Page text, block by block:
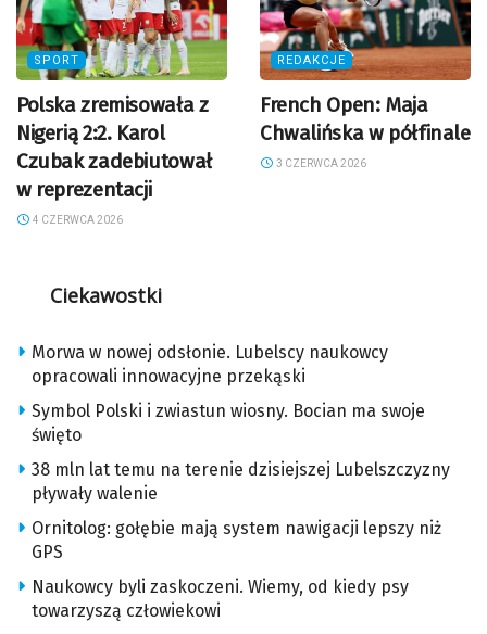
SPORT
Polska zremisowała z
Nigerią 2:2. Karol
Czubak zadebiutował
w reprezentacji
4 CZERWCA 2026
REDAKCJE
French Open: Maja
Chwalińska w półfinale
3 CZERWCA 2026
Ciekawostki
Morwa w nowej odsłonie. Lubelscy naukowcy
opracowali innowacyjne przekąski
Symbol Polski i zwiastun wiosny. Bocian ma swoje
święto
38 mln lat temu na terenie dzisiejszej Lubelszczyzny
pływały walenie
Ornitolog: gołębie mają system nawigacji lepszy niż
GPS
Naukowcy byli zaskoczeni. Wiemy, od kiedy psy
towarzyszą człowiekowi